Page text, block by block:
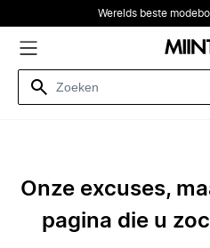
Werelds beste
Onze excuses,
pagina die u